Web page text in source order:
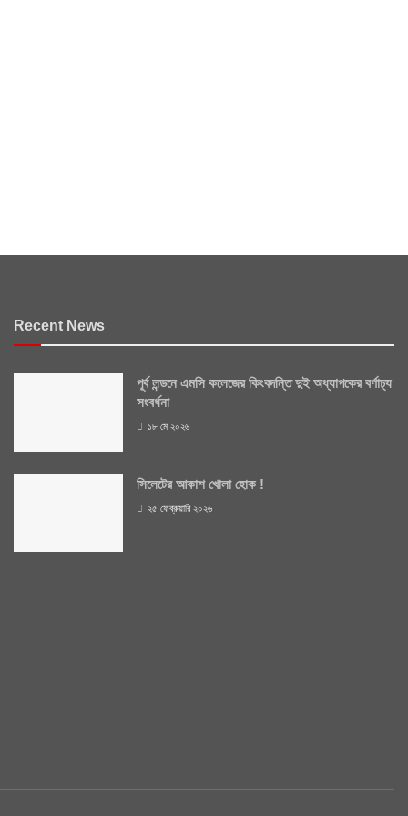
Recent News
পূর্ব লন্ডনে এমসি কলেজের কিংবদন্তি দুই অধ্যাপকের বর্ণাঢ্য
সংবর্ধনা
১৮ মে ২০২৬
সিলেটের আকাশ খোলা হোক !
২৫ ফেব্রুয়ারি ২০২৬